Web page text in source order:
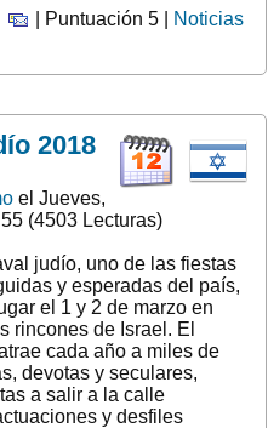
| Puntuación 5 |
Noticias
2018
el Jueves,
(4503 Lecturas)
judío, uno de las fiestas
y esperadas del país,
el 1 y 2 de marzo en
rincones de Israel. El
cada año a miles de
devotas y seculares,
a salir a la calle
y desfiles